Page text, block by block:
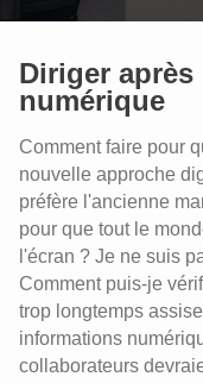
Diriger
numérique
Comment faire pour
nouvelle approche
préfère l'ancienne
pour que tout le
l'écran ? Je ne suis
Comment puis-je
trop longtemps
informations
collaborateurs
Une digitalisation